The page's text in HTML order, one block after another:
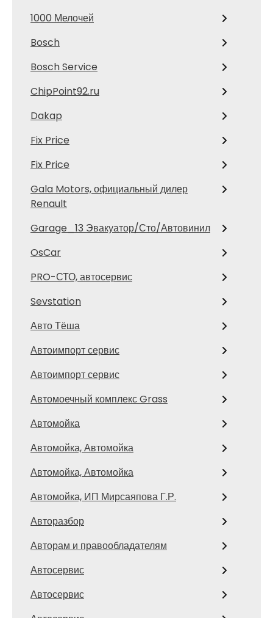
1000 Мелочей
Bosch
Bosch Service
ChipPoint92.ru
Dakap
Fix Price
Fix Price
Gala Motors, официальный дилер
Renault
Garage_13 Эвакуатор/Сто/Автовинил
OsCar
PRO-СТО, автосервис
Sevstation
Авто Тёша
Автоимпорт сервис
Автоимпорт сервис
Автомоечный комплекс Grass
Автомойка
Автомойка, Автомойка
Автомойка, Автомойка
Автомойка, ИП Мирсаяпова Г.Р.
Авторазбор
Авторам и правообладателям
Автосервис
Автосервис